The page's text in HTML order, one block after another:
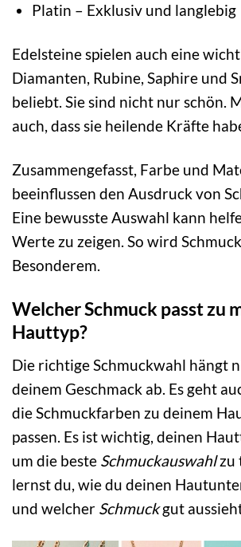
Platin – Exklusiv und langlebig
Edelsteine spielen auch eine
Diamanten, Rubine, Saphire und
beliebt. Sie sind nicht nur schön.
auch, dass sie heilende Kräfte
Zusammengefasst, Farbe und
beeinflussen den Ausdruck von
Eine bewusste Auswahl kann
Werte zu zeigen. So wird
Besonderem.
Welcher Schmuck passt zu
Hauttyp?
Die richtige Schmuckwahl hängt
deinem Geschmack ab. Es geht
die Schmuckfarben zu deinem
passen. Es ist wichtig, deinen
um die beste Schmuckauswahlzu
lernst du, wie du deinen
und welcher Schmuckgut